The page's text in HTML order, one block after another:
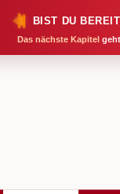
BIST DU
Das nächste Kapitel